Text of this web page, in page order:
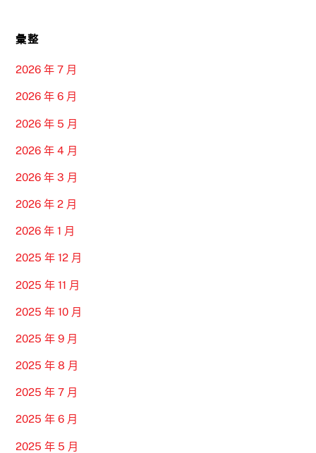
彙整
2026 年 7 月
2026 年 6 月
2026 年 5 月
2026 年 4 月
2026 年 3 月
2026 年 2 月
2026 年 1 月
2025 年 12 月
2025 年 11 月
2025 年 10 月
2025 年 9 月
2025 年 8 月
2025 年 7 月
2025 年 6 月
2025 年 5 月